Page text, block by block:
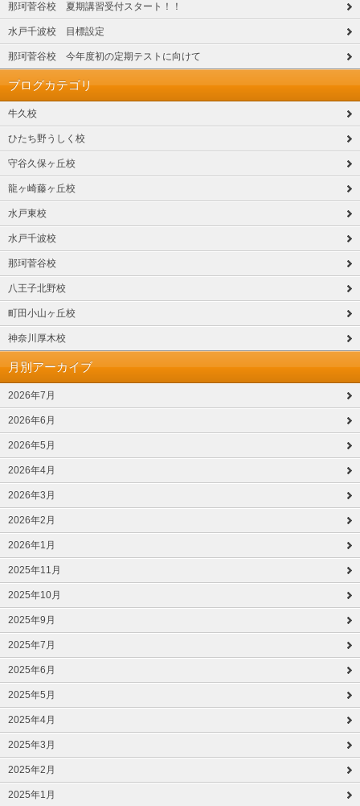
那珂菅谷校 夏期講習受付スタート！！
水戸千波校 目標設定
那珂菅谷校 今年度初の定期テストに向けて
ブログカテゴリ
牛久校
ひたち野うしく校
守谷久保ヶ丘校
龍ヶ崎藤ヶ丘校
水戸東校
水戸千波校
那珂菅谷校
八王子北野校
町田小山ヶ丘校
神奈川厚木校
月別アーカイブ
2026年7月
2026年6月
2026年5月
2026年4月
2026年3月
2026年2月
2026年1月
2025年11月
2025年10月
2025年9月
2025年7月
2025年6月
2025年5月
2025年4月
2025年3月
2025年2月
2025年1月